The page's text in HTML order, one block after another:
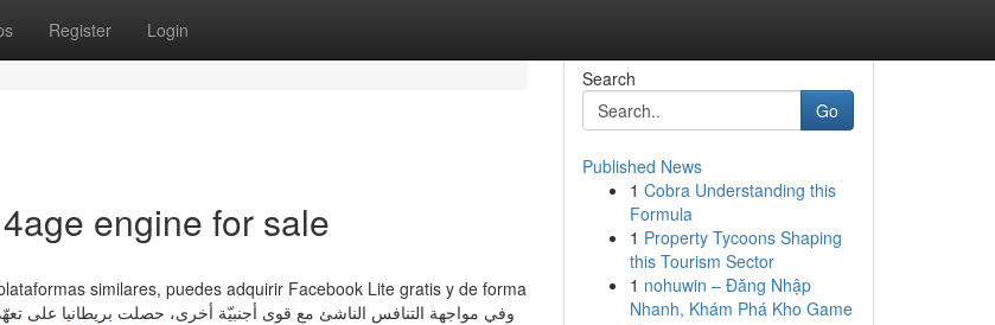
Register Login
engine for sale
similares, puedes adquirir Facebook Lite gratis y de forma
Search
Go
Published News
1 Cobra Understanding this
Formula
1 Property Tycoons Shaping
this Tourism Sector
1 nohuwin – Đăng Nhập
Nhanh, Khám Phá Kho Game